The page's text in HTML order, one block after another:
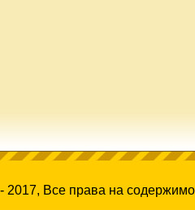
2017, Все права на